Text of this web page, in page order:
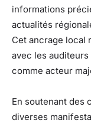
informations
actualités
Cet ancrage local
avec les
comme acteur
En soutenant des
diverses